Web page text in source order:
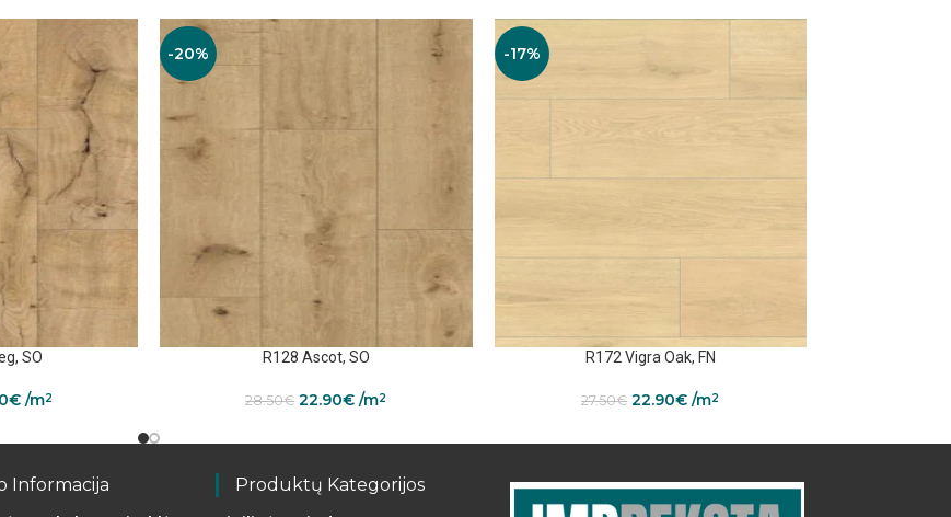
SO
€/m2
-20%
R128 Ascot, SO
28.50€ 22.90€ /m2
-17%
R172 Vigra Oak, FN
27.50€ 22.90€ /m2
Informacija Produktų Kategorijos